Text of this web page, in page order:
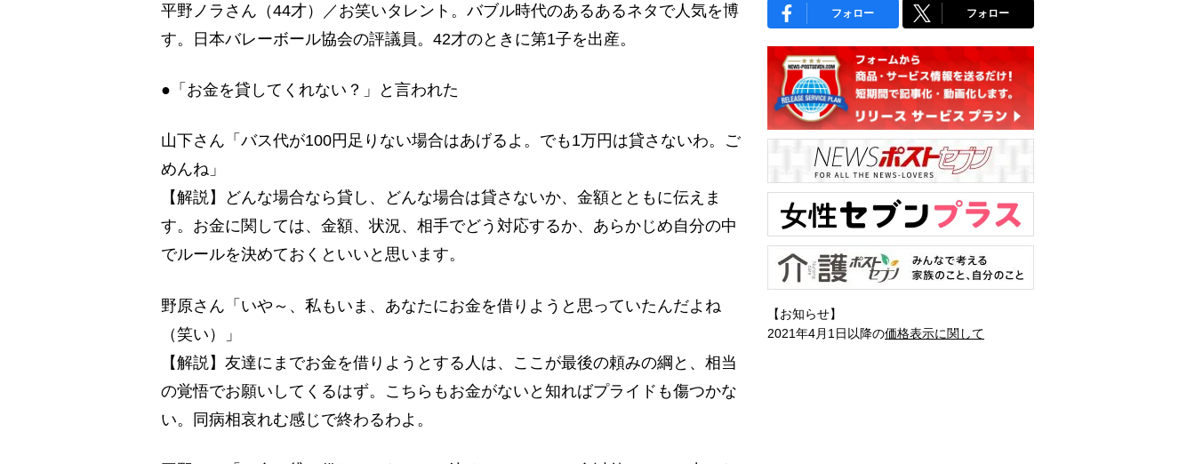
平野ノラさん（44才）／お笑いタレント。バブル時代のあるあるネタで人気を博
す。日本バレーボール協会の評議員。42才のときに第1子を出産。
●「お金を貸してくれない？」と言われた
山下さん「バス代が100円足りない場合はあげるよ。でも1万円は貸さないわ。ご
めんね」
【解説】どんな場合なら貸し、どんな場合は貸さないか、金額とともに伝えま
す。お金に関しては、金額、状況、相手でどう対応するか、あらかじめ自分の中
でルールを決めておくといいと思います。
野原さん「いや～、私もいま、あなたにお金を借りようと思っていたんだよね
（笑い）」
【解説】友達にまでお金を借りようとする人は、ここが最後の頼みの綱と、相当
の覚悟でお願いしてくるはず。こちらもお金がないと知ればプライドも傷つかな
い。同病相哀れむ感じで終わるわよ。
フォロー フォロー
【お知らせ】
2021年4月1日以降の価格表示に関して